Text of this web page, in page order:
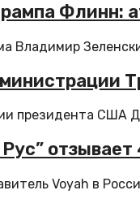
Флинн:
Владимир
президента США
Voyah в